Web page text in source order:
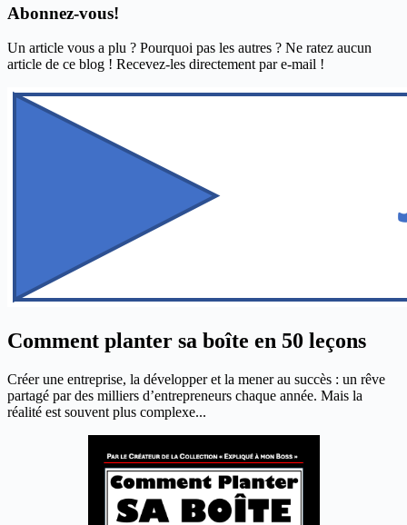
Abonnez-vous!
Un article vous a plu ? Pourquoi pas les autres ? Ne ratez aucun
article de ce blog ! Recevez-les directement par e-mail !
Comment planter sa boîte en 50 leçons
Créer une entreprise, la développer et la mener au succès : un rêve
partagé par des milliers d’entrepreneurs chaque année. Mais la
réalité est souvent plus complexe...